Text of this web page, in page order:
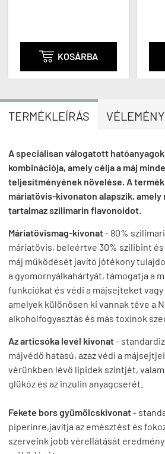
 KOSÁRBA
TERMÉKLEÍRÁS
A speciálisan válogatott
kombinációja, amely célja a máj
teljesítményének növelése. A
máriatövis-kivonaton alapszik, amely
tartalmaz szilimarin flavonoidot.
Máriatövismag-kivonat- 80%
máriatövis, beleértve 30% szilibint
máj működését javító jótékony
a gyomornyálkahártyát, támogatja a
funkciókat és védi a májsejteket
amelyek különösen ki vannak téve a
alkoholfogyasztás és más toxinok
Az articsóka levél kivonat-
májvédő hatású, azaz védi a
vérünkben lévő lipidek szintjét,
glükóz és az inzulin anyagcserét.
Fekete bors gyümölcskivonat-
piperinre,javítja az emésztést és
szerveink jobb vérellátását